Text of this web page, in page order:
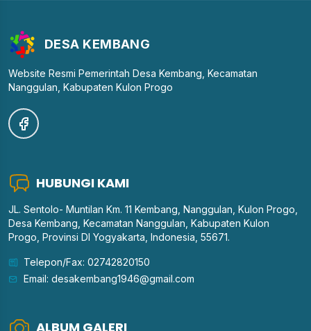
DESA KEMBANG
Website Resmi Pemerintah Desa Kembang, Kecamatan
Nanggulan, Kabupaten Kulon Progo
HUBUNGI KAMI
JL. Sentolo- Muntilan Km. 11 Kembang, Nanggulan, Kulon Progo,
Desa Kembang, Kecamatan Nanggulan, Kabupaten Kulon
Progo, Provinsi DI Yogyakarta, Indonesia, 55671.
Telepon/Fax: 02742820150
Email: desakembang1946@gmail.com
ALBUM GALERI